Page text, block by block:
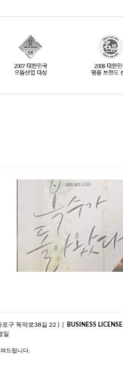
구 독막로38길 22 ) BUSINESS LICENSE
일
드립니다.